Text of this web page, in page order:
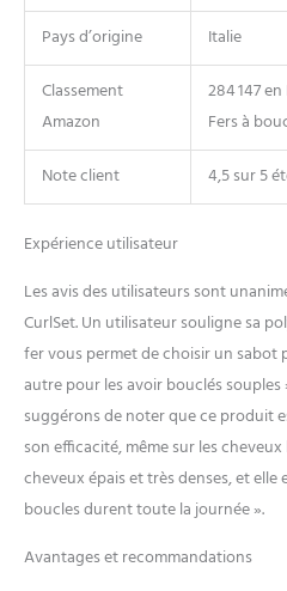
Pays d’origine
Italie
Classement
Amazon
284 147
Fers à
Note client
4,5 sur 5
Expérience utilisateur
Les avis des utilisateurs sont
CurlSet. Un utilisateur souligne sa
fer vous permet de choisir un sabot
autre pour les avoir bouclés souples
suggérons de noter que ce produit
son efficacité, même sur les cheveux
cheveux épais et très denses, et
boucles durent toute la journée ».
Avantages et recommandations